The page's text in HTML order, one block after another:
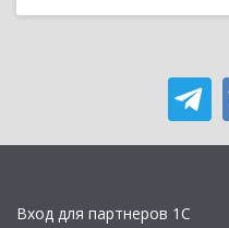
Вход для партнеров 1С